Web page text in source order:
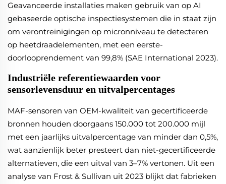
Geavanceerde installaties maken gebruik van op AI
gebaseerde optische inspectiesystemen die in staat zijn
om verontreinigingen op micronniveau te detecteren
op heetdraadelementen, met een eerste-
doorlooprendement van 99,8% (SAE International 2023).
Industriële referentiewaarden voor
sensorlevensduur en uitvalpercentages
MAF-sensoren van OEM-kwaliteit van gecertificeerde
bronnen houden doorgaans 150.000 tot 200.000 mijl
met een jaarlijks uitvalpercentage van minder dan 0,5%,
wat aanzienlijk beter presteert dan niet-gecertificeerde
alternatieven, die een uitval van 3–7% vertonen. Uit een
analyse van Frost & Sullivan uit 2023 blijkt dat fabrieken